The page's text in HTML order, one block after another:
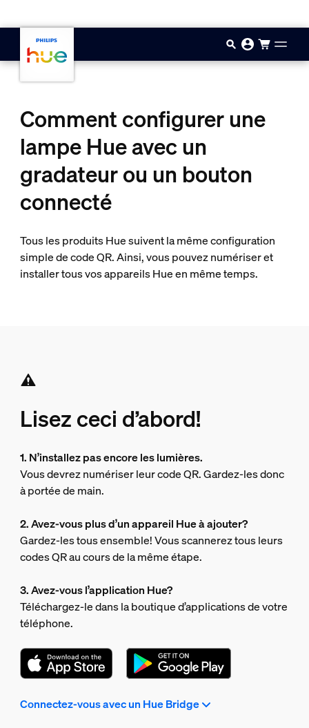
Comment configurer une
lampe Hue avec un
gradateur ou un bouton
connecté
Tous les produits Hue suivent la même configuration
simple de code QR. Ainsi, vous pouvez numériser et
installer tous vos appareils Hue en même temps.
Lisez ceci d’abord!
1. N’installez pas encore les lumières.
Vous devrez numériser leur code QR. Gardez-les donc
à portée de main.
2. Avez-vous plus d’un appareil Hue à ajouter?
Gardez-les tous ensemble! Vous scannerez tous leurs
codes QR au cours de la même étape.
3. Avez-vous l’application Hue?
Téléchargez-le dans la boutique d’applications de votre
téléphone.
Connectez-vous avec un Hue Bridge